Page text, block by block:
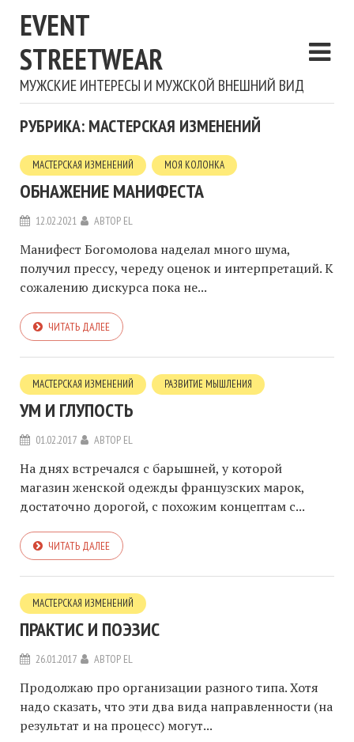
EVENT
STREETWEAR
МУЖСКИЕ ИНТЕРЕСЫ И МУЖСКОЙ ВНЕШНИЙ ВИД
РУБРИКА: МАСТЕРСКАЯ ИЗМЕНЕНИЙ
МАСТЕРСКАЯ ИЗМЕНЕНИЙ МОЯ КОЛОНКА
ОБНАЖЕНИЕ МАНИФЕСТА
12.02.2021 АВТОР EL
Манифест Богомолова наделал много шума,
получил прессу, череду оценок и интерпретаций. К
сожалению дискурса пока не...
ЧИТАТЬ ДАЛЕЕ
МАСТЕРСКАЯ ИЗМЕНЕНИЙ РАЗВИТИЕ МЫШЛЕНИЯ
УМ И ГЛУПОСТЬ
01.02.2017 АВТОР EL
На днях встречался с барышней, у которой
магазин женской одежды французских марок,
достаточно дорогой, с похожим концептам с...
ЧИТАТЬ ДАЛЕЕ
МАСТЕРСКАЯ ИЗМЕНЕНИЙ
ПРАКТИС И ПОЭЗИС
26.01.2017 АВТОР EL
Продолжаю про организации разного типа. Хотя
надо сказать, что эти два вида направленности (на
результат и на процесс) могут...